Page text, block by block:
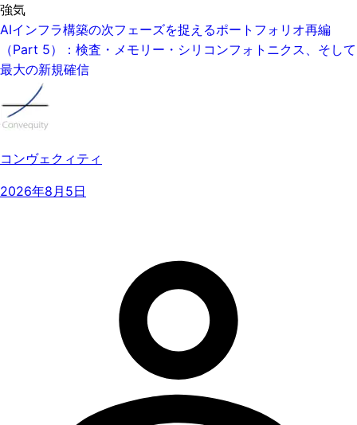
強気
AIインフラ構築の次フェーズを捉えるポートフォリオ再編
（Part 5）：検査・メモリー・シリコンフォトニクス、そして
最大の新規確信
コンヴェクィティ
2026年8月5日